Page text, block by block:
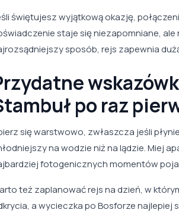
świętujesz wyjątkową okazję,
staje się niezapomniane,
sposób, rejs zapewnia
po raz
się warstwowo, zwłaszcza jeśli
na wodzie niż na lądzie. Miej
fotogenicznych momentów
też zaplanować rejs na dzień, w
a wycieczka po Bosforze najlepiej